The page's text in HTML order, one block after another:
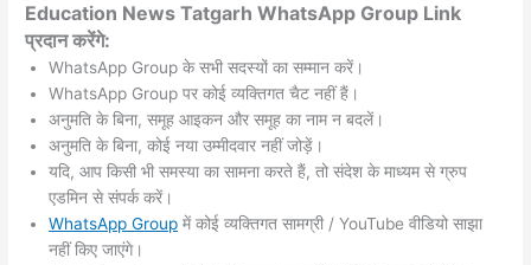
Education News Tatgarh WhatsApp Group Link
प्रदान करेंगे:
WhatsApp Group के सभी सदस्यों का सम्मान करें।
WhatsApp Group पर कोई व्यक्तिगत चैट नहीं हैं।
अनुमति के बिना, समूह आइकन और समूह का नाम न बदलें।
अनुमति के बिना, कोई नया उम्मीदवार नहीं जोड़ें।
यदि, आप किसी भी समस्या का सामना करते हैं, तो संदेश के माध्यम से ग्रुप
एडमिन से संपर्क करें।
WhatsApp Group में कोई व्यक्तिगत सामग्री / YouTube वीडियो साझा
नहीं किए जाएंगे।